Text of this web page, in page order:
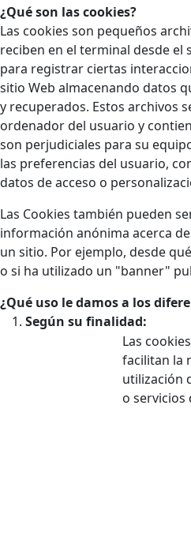
¿Qué son las cookies?
Las cookies son pequeños
reciben en el terminal desde el
para registrar ciertas
sitio Web almacenando datos
y recuperados. Estos archivos
ordenador del usuario y
son perjudiciales para su
las preferencias del usuario,
datos de acceso o
Las Cookies también pueden
información anónima acerca
un sitio. Por ejemplo, desde
o si ha utilizado un "banner"
¿Qué uso le damos a los
Según su finalidad:
Las
facilitan la
utilización
o servicios